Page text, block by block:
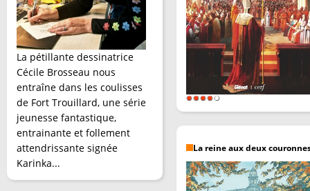
La pétillante dessinatrice
Cécile Brosseau nous
entraîne dans les coulisses
de Fort Trouillard, une série
jeunesse fantastique,
entrainante et follement
attendrissante signée
Karinka...
La reine aux deux